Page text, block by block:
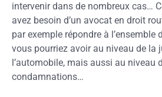
intervenir dans de nombreux cas…
avez besoin d’un avocat en droit
par exemple répondre à l’ensemble
vous pourriez avoir au niveau de la
l’automobile, mais aussi au niveau
condamnations…